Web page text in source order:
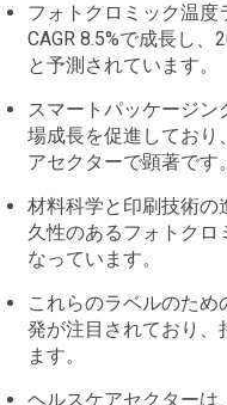
フォトクロミック温度
CAGR 8.5%で成長し
と予測されています。
スマートパッケージ
場成長を促進しており
アセクターで顕著です。
材料科学と印刷技術の
久性のあるフォトクロ
なっています。
これらのラベルのた
発が注目されており、
ます。
ヘルスケアセクターは